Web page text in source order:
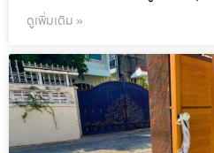
ดูเพิ่มเติม »